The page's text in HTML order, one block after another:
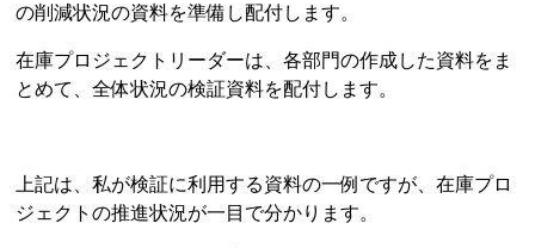
の削減状況の資料を準備し配付します。
在庫プロジェクトリーダーは、各部門の作成した資料をま
とめて、全体状況の検証資料を配付します。
上記は、私が検証に利用する資料の一例ですが、在庫プロ
ジェクトの推進状況が一目で分かります。